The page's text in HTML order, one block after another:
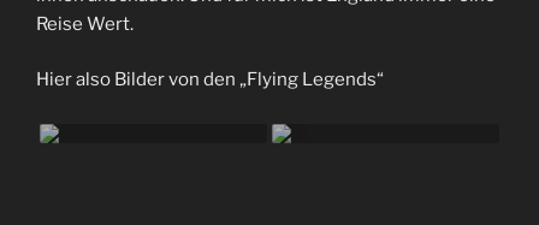
Reise Wert.
Hier also Bilder von ‌den „Flying Legends“